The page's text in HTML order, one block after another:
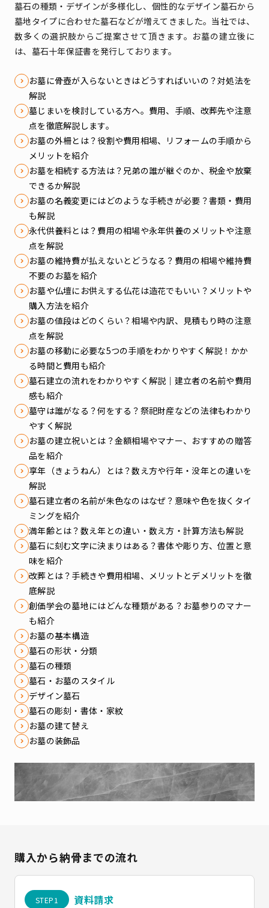
墓石の種類・デザインが多様化し、個性的なデザイン墓石から
墓地タイプに合わせた墓石などが増えてきました。 当社では、
数多くの選択肢からご提案させて頂きます。お墓の建立後に
は、墓石十年保証書を発行しております。
お墓に骨壺が入らないときはどうすればいいの？対処法を
解説
墓じまいを検討している方へ。費用、手順、改葬先や注意
点を徹底解説します。
お墓の外柵とは？役割や費用相場、リフォームの手順から
メリットを紹介
お墓を相続する方法は？兄弟の誰が継ぐのか、税金や放棄
できるか解説
お墓の名義変更にはどのような手続きが必要？書類・費用
も解説
永代供養料とは？費用の相場や永年供養のメリットや注意
点を解説
お墓の維持費が払えないとどうなる？費用の相場や維持費
不要のお墓を紹介
お墓や仏壇にお供えする仏花は造花でもいい？メリットや
購入方法を紹介
お墓の値段はどのくらい？相場や内訳、見積もり時の注意
点を解説
お墓の移動に必要な5つの手順をわかりやすく解説！かか
る時間と費用も紹介
墓石建立の流れをわかりやすく解説｜建立者の名前や費用
感も紹介
墓守は誰がなる？何をする？祭祀財産などの法律もわかり
やすく解説
お墓の建立祝いとは？金額相場やマナー、おすすめの贈答
品を紹介
享年（きょうねん）とは？数え方や行年・没年との違いを
解説
墓石建立者の名前が朱色なのはなぜ？意味や色を抜くタイ
ミングを紹介
満年齢とは？数え年との違い・数え方・計算方法も解説
墓石に刻む文字に決まりはある？書体や彫り方、位置と意
味を紹介
改葬とは？手続きや費用相場、メリットとデメリットを徹
底解説
創価学会の墓地にはどんな種類がある？お墓参りのマナー
も紹介
お墓の基本構造
墓石の形状・分類
墓石の種類
墓石・お墓のスタイル
デザイン墓石
墓石の彫刻・書体・家紋
お墓の建て替え
お墓の装飾品
購入から納骨までの流れ
資料請求